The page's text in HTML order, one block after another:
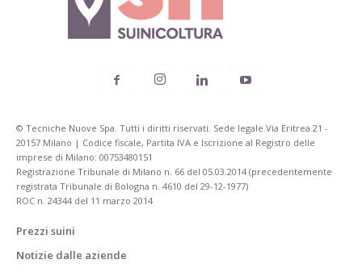
© Tecniche Nuove Spa. Tutti i diritti riservati. Sede legale Via Eritrea 21 -
20157 Milano | Codice fiscale, Partita IVA e Iscrizione al Registro delle
imprese di Milano: 00753480151
Registrazione Tribunale di Milano n. 66 del 05.03.2014 (precedentemente
registrata Tribunale di Bologna n. 4610 del 29-12-1977)
ROC n. 24344 del 11 marzo 2014
Prezzi suini
Notizie dalle aziende